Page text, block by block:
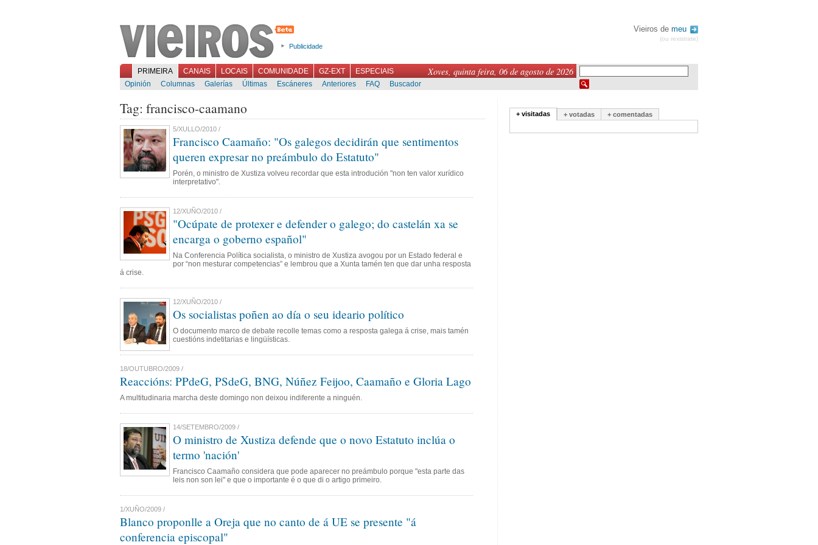
Publicidade
Vieiros de meu
(ou rexistrate)
Xoves, quinta feira, 06 de agosto de 2026
PRIMEIRA CANAIS LOCAIS COMUNIDADE GZ-EXT
ESPECIAIS
Opinión
Columnas Galerías Últimas Escáneres Anteriores FAQ Buscador
Tag: francisco-caamano
5/XULLO/2010 /
Francisco Caamaño: "Os galegos decidirán que sentimentos
queren expresar no preámbulo do Estatuto"
Porén, o ministro de Xustiza volveu recordar que esta introdución "non ten valor xurídico
interpretativo".
12/XUÑO/2010 /
"Ocúpate de protexer e defender o galego; do castelán xa se
encarga o goberno español"
Na Conferencia Política socialista, o ministro de Xustiza avogou por un Estado federal e
por “non mesturar competencias” e lembrou que a Xunta tamén ten que dar unha resposta
á crise.
12/XUÑO/2010 /
Os socialistas poñen ao día o seu ideario político
O documento marco de debate recolle temas como a resposta galega á crise, mais tamén
cuestións indetitarias e lingüísticas.
18/OUTUBRO/2009 /
Reaccións: PPdeG, PSdeG, BNG, Núñez Feijoo, Caamaño e Gloria Lago
A multitudinaria marcha deste domingo non deixou indiferente a ninguén.
14/SETEMBRO/2009 /
O ministro de Xustiza defende que o novo Estatuto inclúa o
termo 'nación'
Francisco Caamaño considera que pode aparecer no preámbulo porque "esta parte das
leis non son lei" e que o importante é o que di o artigo primeiro.
1/XUÑO/2009 /
Blanco proponlle a Oreja que no canto de á UE se presente "á
conferencia episcopal"
+ visitadas + votadas + comentadas